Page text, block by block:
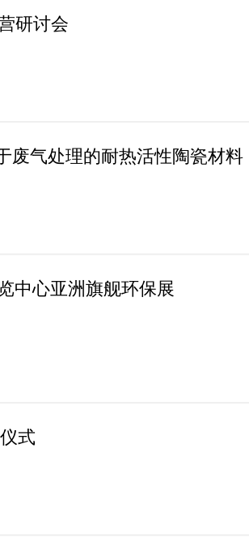
研讨会
废气处理的耐热活性陶瓷材料
中心亚洲旗舰环保展
式